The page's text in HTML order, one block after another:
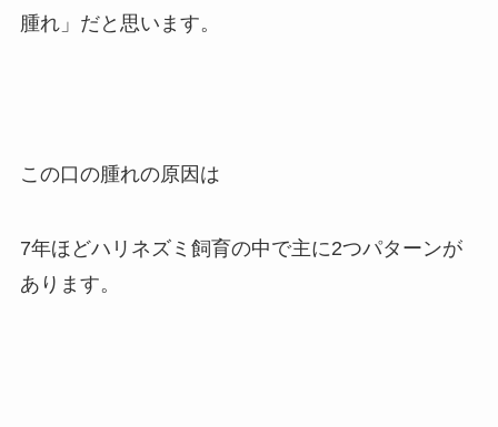
腫れ」だと思います。
この口の腫れの原因は
7年ほどハリネズミ飼育の中で主に2つパターンが
あります。